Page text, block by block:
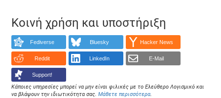
Κοινή χρήση και υποστήριξη
Fediverse Bluesky Hacker News
Reddit LinkedIn E-Mail
Support!
Κάποιες υπηρεσίες μπορεί να μην είναι φιλικές με το Ελεύθερο Λογισμικό και
να βλάψουν την ιδιωτικότητα σας.Μάθετε περισσότερα